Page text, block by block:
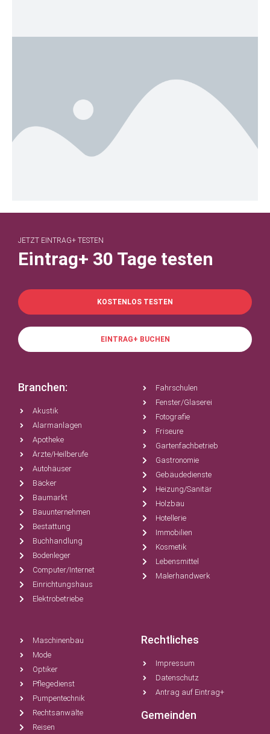
JETZT EINTRAG+ TESTEN
Eintrag+ 30 Tage testen
KOSTENLOS TESTEN
EINTRAG+ BUCHEN
Branchen:
Akustik
Alarmanlagen
Apotheke
Ärzte/Heilberufe
Autohäuser
Bäcker
Baumarkt
Bauunternehmen
Bestattung
Buchhandlung
Bodenleger
Computer/Internet
Einrichtungshaus
Elektrobetriebe
Fahrschulen
Fenster/Glaserei
Fotografie
Friseure
Gartenfachbetrieb
Gastronomie
Gebäudedienste
Heizung/Sanitär
Holzbau
Hotellerie
Immobilien
Kosmetik
Lebensmittel
Malerhandwerk
Maschinenbau
Mode
Optiker
Pflegedienst
Pumpentechnik
Rechtsanwälte
Reisen
Rechtliches
Impressum
Datenschutz
Antrag auf Eintrag+
Gemeinden